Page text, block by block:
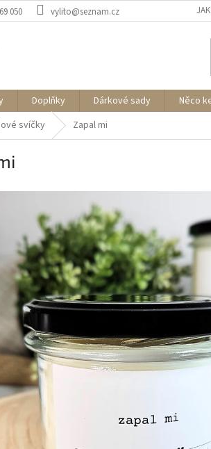
050 vylito@seznam.cz
Doplňky Dárkové sady Něco
svíčky Zapal mi